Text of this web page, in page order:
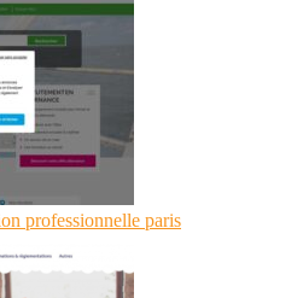
profes­sionnel­le paris